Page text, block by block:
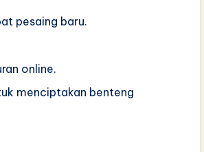
pesaing baru.
online.
menciptakan benteng